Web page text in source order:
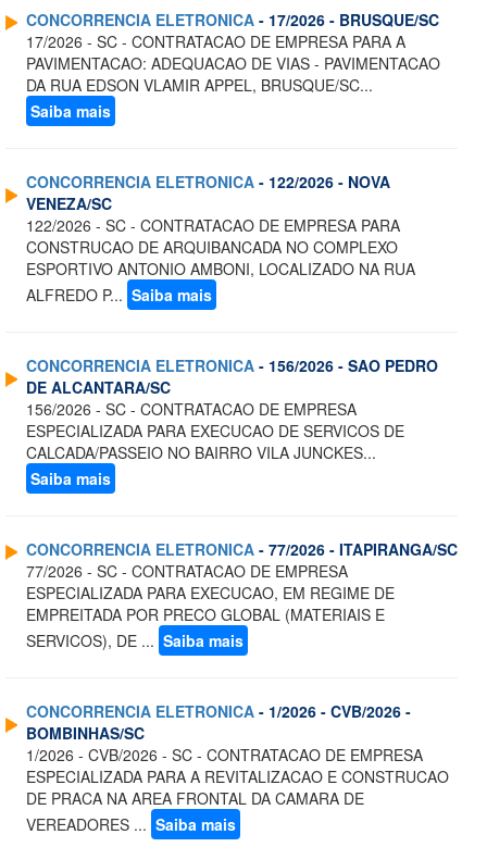
CONCORRENCIA ELETRONICA - 17/2026 - BRUSQUE/SC
17/2026 - SC - CONTRATACAO DE EMPRESA PARA A
PAVIMENTACAO: ADEQUACAO DE VIAS - PAVIMENTACAO
DA RUA EDSON VLAMIR APPEL, BRUSQUE/SC...
Saiba mais
CONCORRENCIA ELETRONICA - 122/2026 - NOVA
VENEZA/SC
122/2026 - SC - CONTRATACAO DE EMPRESA PARA
CONSTRUCAO DE ARQUIBANCADA NO COMPLEXO
ESPORTIVO ANTONIO AMBONI, LOCALIZADO NA RUA
ALFREDO P... Saiba mais
CONCORRENCIA ELETRONICA - 156/2026 - SAO PEDRO
DE ALCANTARA/SC
156/2026 - SC - CONTRATACAO DE EMPRESA
ESPECIALIZADA PARA EXECUCAO DE SERVICOS DE
CALCADA/PASSEIO NO BAIRRO VILA JUNCKES...
Saiba mais
CONCORRENCIA ELETRONICA - 77/2026 - ITAPIRANGA/SC
77/2026 - SC - CONTRATACAO DE EMPRESA
ESPECIALIZADA PARA EXECUCAO, EM REGIME DE
EMPREITADA POR PRECO GLOBAL (MATERIAIS E
SERVICOS), DE ... Saiba mais
CONCORRENCIA ELETRONICA - 1/2026 - CVB/2026 -
BOMBINHAS/SC
1/2026 - CVB/2026 - SC - CONTRATACAO DE EMPRESA
ESPECIALIZADA PARA A REVITALIZACAO E CONSTRUCAO
DE PRACA NA AREA FRONTAL DA CAMARA DE
VEREADORES ... Saiba mais